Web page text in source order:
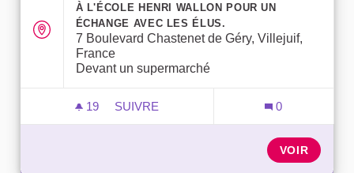
À L'ÉCOLE HENRI WALLON POUR UN
ÉCHANGE AVEC LES ÉLUS.
7 Boulevard Chastenet de Géry, Villejuif,
France
Devant un supermarché
19 19 ABONNÉS
SUIVRE
0
VOIR